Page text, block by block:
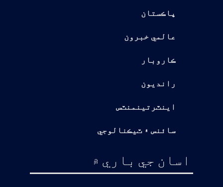
پاڪستان
عالمي خبرون
ڪاروبار
رانديون
اينٽرتينمنٽس
سائنس ۽ ٽيڪنالوجي
اسان جي باري ۾